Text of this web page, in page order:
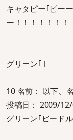
キャタピー｢ピー
ー！！！！！！！
グリーン｢｣
10 名前： 以下、
投稿日： 2009/
グリーン｢ビード